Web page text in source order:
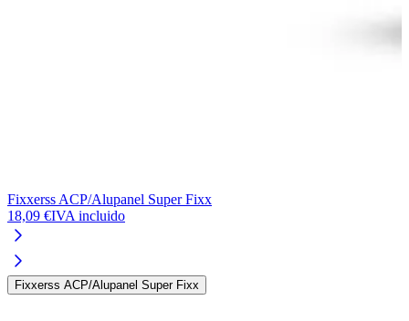
Fixxerss ACP/Alupanel Super Fixx
18,09 €IVA incluido
Fixxerss ACP/Alupanel Super Fixx